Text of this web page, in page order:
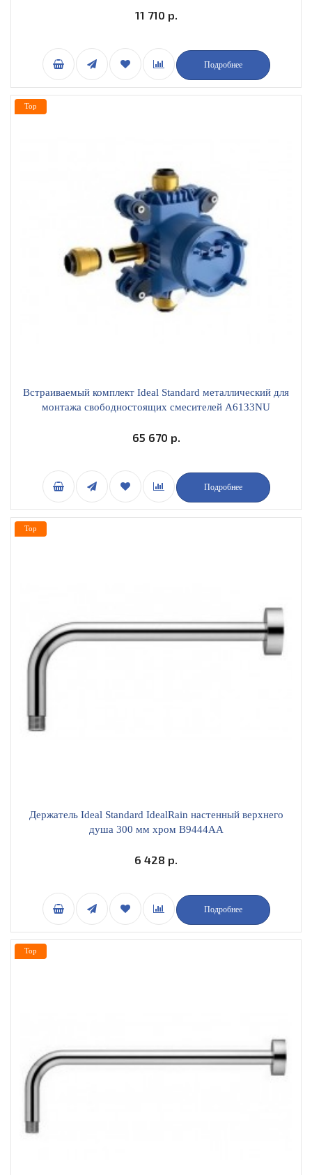
11 710 р.
Подробнее
Встраиваемый комплект Ideal Standard металлический для
монтажа свободностоящих смесителей A6133NU
65 670 р.
Подробнее
Top
Держатель Ideal Standard IdealRain настенный верхнего
душа 300 мм хром B9444AA
6 428 р.
Подробнее
Top
Top